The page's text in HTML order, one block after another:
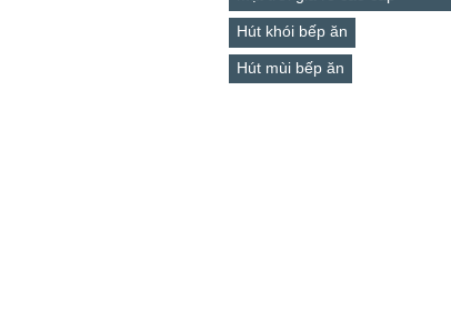
Hút khói bếp ăn
Hút mùi bếp ăn